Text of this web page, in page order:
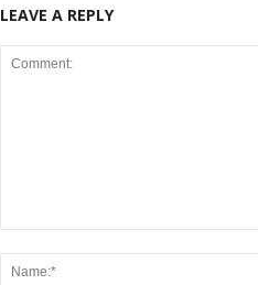
LEAVE A REPLY